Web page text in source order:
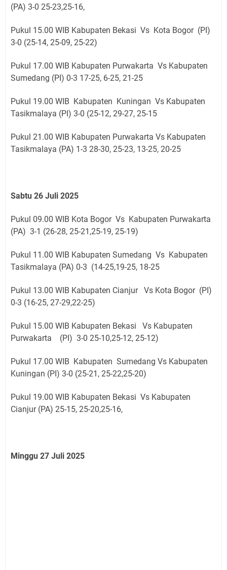
(PA) 3-0 25-23,25-16,
Pukul 15.00 WIB Kabupaten Bekasi Vs Kota Bogor (PI)
3-0 (25-14, 25-09, 25-22)
Pukul 17.00 WIB Kabupaten Purwakarta Vs Kabupaten
Sumedang (PI) 0-3 17-25, 6-25, 21-25
Pukul 19.00 WIB Kabupaten Kuningan Vs Kabupaten
Tasikmalaya (PI) 3-0 (25-12, 29-27, 25-15
Pukul 21.00 WIB Kabupaten Purwakarta Vs Kabupaten
Tasikmalaya (PA) 1-3 28-30, 25-23, 13-25, 20-25
Sabtu 26 Juli 2025
Pukul 09.00 WIB Kota Bogor Vs Kabupaten Purwakarta
(PA) 3-1 (26-28, 25-21,25-19, 25-19)
Pukul 11.00 WIB Kabupaten Sumedang Vs Kabupaten
Tasikmalaya (PA) 0-3 (14-25,19-25, 18-25
Pukul 13.00 WIB Kabupaten Cianjur Vs Kota Bogor (PI)
0-3 (16-25, 27-29,22-25)
Pukul 15.00 WIB Kabupaten Bekasi Vs Kabupaten
Purwakarta (PI) 3-0 25-10,25-12, 25-12)
Pukul 17.00 WIB Kabupaten Sumedang Vs Kabupaten
Kuningan (PI) 3-0 (25-21, 25-22,25-20)
Pukul 19.00 WIB Kabupaten Bekasi Vs Kabupaten
Cianjur (PA) 25-15, 25-20,25-16,
Minggu 27 Juli 2025